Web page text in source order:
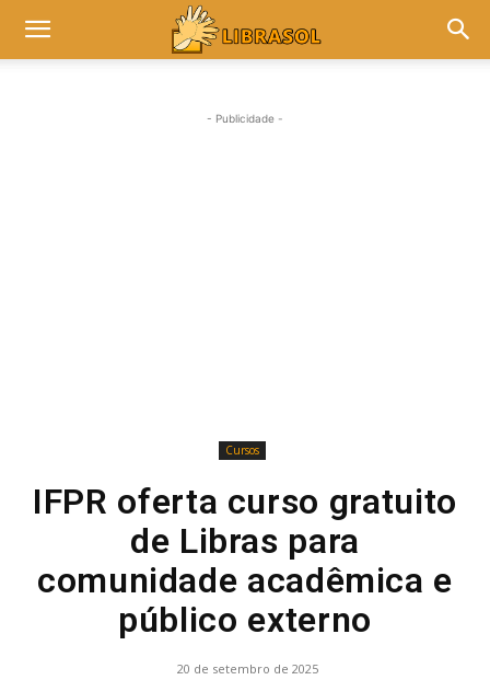
- Publicidade -
Cursos
IFPR oferta curso gratuito
de Libras para
comunidade acadêmica e
público externo
20 de setembro de 2025